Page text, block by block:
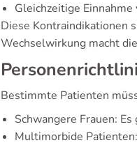
Gleichzeitige
Diese Kontraindikationen
Wechselwirkung macht
Bestimmte Patienten
Schwangere Frauen:
Multimorbide